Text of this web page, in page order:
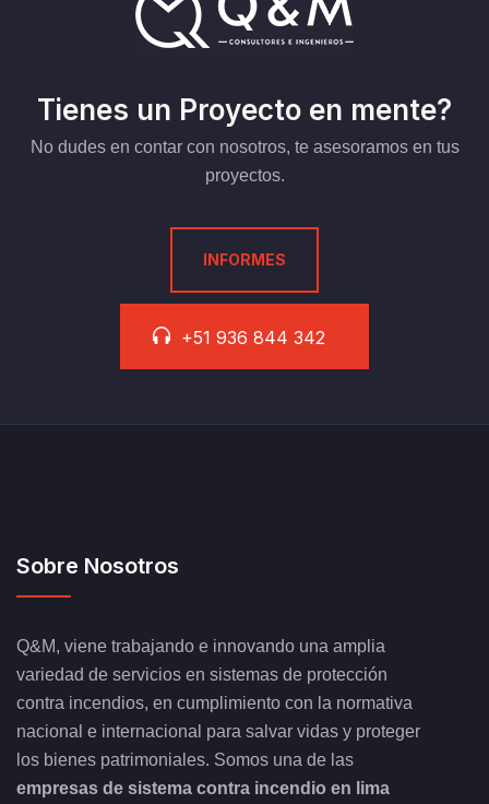
Tienes un Proyecto en mente?
No dudes en contar con nosotros, te asesoramos en tus
proyectos.
INFORMES
+51 936 844 342
Sobre Nosotros
Q&M, viene trabajando e innovando una amplia
variedad de servicios en sistemas de protección
contra incendios, en cumplimiento con la normativa
nacional e internacional para salvar vidas y proteger
los bienes patrimoniales. Somos una de las
empresas de sistema contra incendio en lima